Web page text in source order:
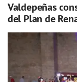
Valdepeñas
del Plan de